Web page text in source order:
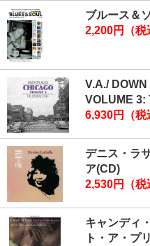
ブルース＆
2,200円（税
V.A./
VOLUME 3:
6,930円（税
デニス・ラ
ア(CD)
2,530円（税
キャンディ
ト・ア・プ